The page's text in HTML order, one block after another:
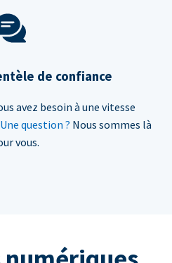
de confiance
avez besoin à une vitesse
Une question ? Nous sommes là
vous.